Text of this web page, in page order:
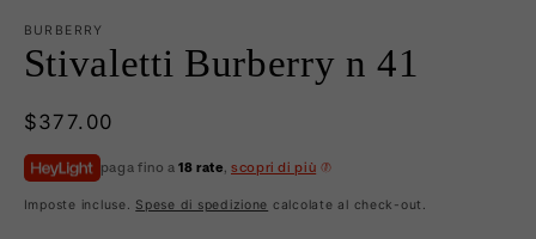
BURBERRY
Stivaletti Burberry n 41
Prezzo
di
listino
$377.00
paga fino a18 rate scopri di più
Imposte incluse. Spese di spedizione calcolate al check-out.